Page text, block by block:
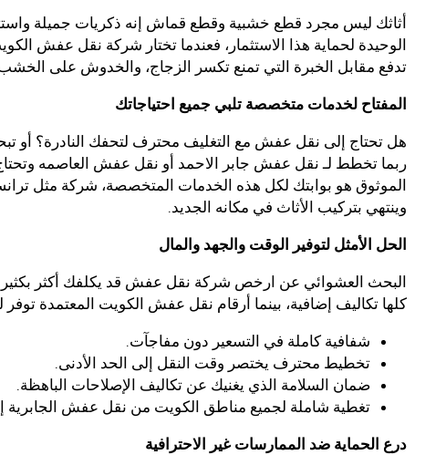
أثاثك ليس مجرد قطع خشبية وقطع قماش إنه ذكريات جميلة
الوحيدة لحماية هذا الاستثمار، فعندما تختار شركة نقل عفش
تدفع مقابل الخبرة التي تمنع تكسر الزجاج، والخدوش على
المفتاح لخدمات متخصصة تلبي جميع احتياجاتك
هل تحتاج إلى نقل عفش مع التغليف محترف لتحفك النادرة؟ أو
ربما تخطط لـ نقل عفش جابر الاحمد أو نقل عفش العاصمه
الموثوق هو بوابتك لكل هذه الخدمات المتخصصة، شركة مثل
وينتهي بتركيب الأثاث في مكانه الجديد.
الحل الأمثل لتوفير الوقت والجهد والمال
البحث العشوائي عن ارخص شركة نقل عفش قد يكلفك أكثر بكثير مما
كلها تكاليف إضافية، بينما أرقام نقل عفش الكويت المعتمدة توفر
شفافية كاملة في التسعير دون مفاجآت.
تخطيط محترف يختصر وقت النقل إلى الحد الأدنى.
ضمان السلامة الذي يغنيك عن تكاليف الإصلاحات الباهظة.
تغطية شاملة لجميع مناطق الكويت من نقل عفش الجابرية
درع الحماية ضد الممارسات غير الاحترافية